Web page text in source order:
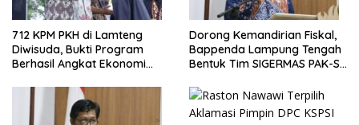
712 KPM PKH di Lamteng
Diwisuda, Bukti Program
Berhasil Angkat Ekonomi
Dorong Kemandirian Fiskal,
Bappenda Lampung Tengah
Bentuk Tim SIGERMAS PAK-SI